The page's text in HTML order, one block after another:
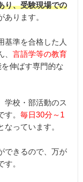
り、受験現場での
あります。
基準を合格した人
言語学等の教育
伸ばす専門的な
学校・部活動のス
。 毎日30分～1
なっています。
できるので、万が
す。